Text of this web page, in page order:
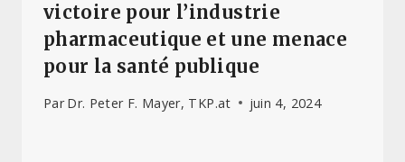
victoire pour l’industrie
pharmaceutique et une menace
pour la santé publique
Par Dr. Peter F. Mayer, TKP.at juin 4, 2024